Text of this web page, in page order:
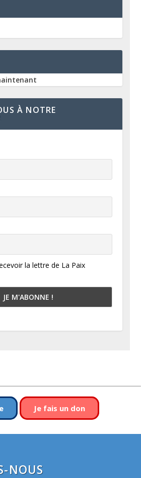
À NOTRE
la lettre de La Paix
Je fais un don
NOUS